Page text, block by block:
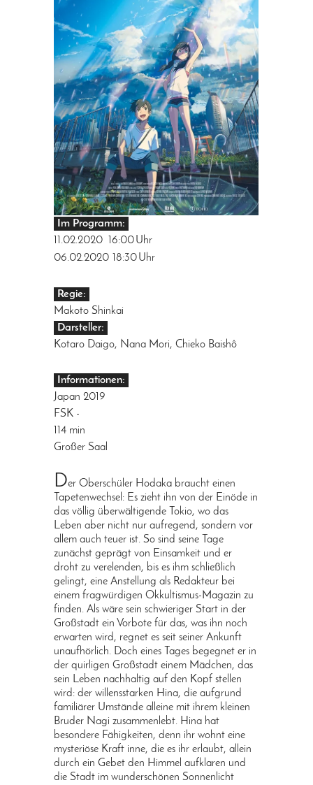
Im Programm:
11.02.2020
16:00Uhr
06.02.2020
18:30Uhr
Regie:
Makoto Shinkai
Darsteller:
Kotaro Daigo, Nana Mori, Chieko Baishô
Informationen:
Japan 2019
FSK -
114 min
Großer Saal
Der Oberschüler Hodaka braucht einen
Tapetenwechsel: Es zieht ihn von der Einöde in
das völlig überwältigende Tokio, wo das
Leben aber nicht nur aufregend, sondern vor
allem auch teuer ist. So sind seine Tage
zunächst geprägt von Einsamkeit und er
droht zu verelenden, bis es ihm schließlich
gelingt, eine Anstellung als Redakteur bei
einem fragwürdigen Okkultismus-Magazin zu
finden. Als wäre sein schwieriger Start in der
Großstadt ein Vorbote für das, was ihn noch
erwarten wird, regnet es seit seiner Ankunft
unaufhörlich. Doch eines Tages begegnet er in
der quirligen Großstadt einem Mädchen, das
sein Leben nachhaltig auf den Kopf stellen
wird: der willensstarken Hina, die aufgrund
familiärer Umstände alleine mit ihrem kleinen
Bruder Nagi zusammenlebt. Hina hat
besondere Fähigkeiten, denn ihr wohnt eine
mysteriöse Kraft inne, die es ihr erlaubt, allein
durch ein Gebet den Himmel aufklaren und
die Stadt im wunderschönen Sonnenlicht